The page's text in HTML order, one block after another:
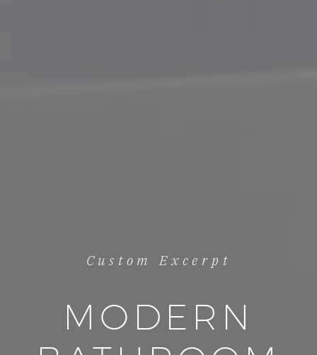
Custom Excerpt
MODERN